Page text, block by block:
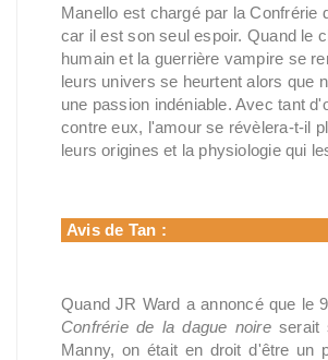
Manello est chargé par la Confrérie
car il est son seul espoir. Quand le
humain et la guerrière vampire se
leurs univers se heurtent alors que
une passion indéniable. Avec tant
contre eux, l'amour se révèlera-t-il
leurs origines et la physiologie qui
Avis de Tan :
Quand JR Ward a annoncé que le
Confrérie de la dague noireserait
Manny, on était en droit d'être un